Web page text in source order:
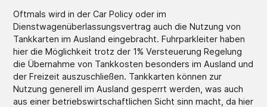
Oftmals wird in der Car Policy oder im
Dienstwagenüberlassungsvertrag auch die Nutzung von
Tankkarten im Ausland eingebracht. Fuhrparkleiter haben
hier die Möglichkeit trotz der 1% Versteuerung Regelung
die Übernahme von Tankkosten besonders im Ausland und
der Freizeit auszuschließen. Tankkarten können zur
Nutzung generell im Ausland gesperrt werden, was auch
aus einer betriebswirtschaftlichen Sicht sinn macht, da hier